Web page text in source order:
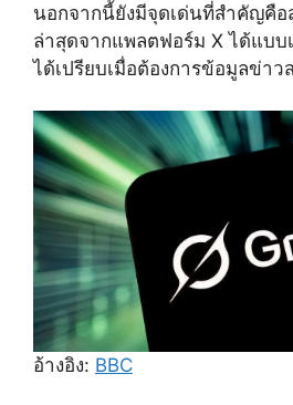
นอกจากนี้ยังมีจุดเด่นที่สำคัญคือ
ล่าสุดจากแพลตฟอร์ม X ได้แบบ
ได้เปรียบเมื่อต้องการข้อมูลข่าว
อ้างอิง: BBC